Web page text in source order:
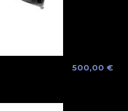
500,00 €